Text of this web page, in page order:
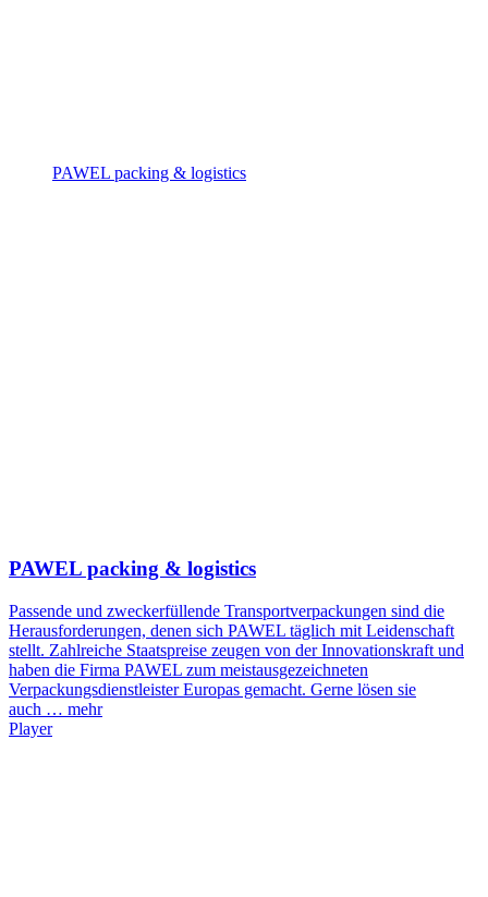
PAWEL packing & logistics
PAWEL packing & logistics
Passende und zweckerfüllende Transportverpackungen sind die
Herausforderungen, denen sich PAWEL täglich mit Leidenschaft
stellt. Zahlreiche Staatspreise zeugen von der Innovationskraft und
haben die Firma PAWEL zum meistausgezeichneten
Verpackungsdienstleister Europas gemacht. Gerne lösen sie
auch … mehr
Player